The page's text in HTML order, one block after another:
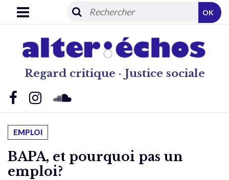
Regard critique · Justice sociale
OK
EMPLOI
BAPA, et pourquoi pas un
emploi?